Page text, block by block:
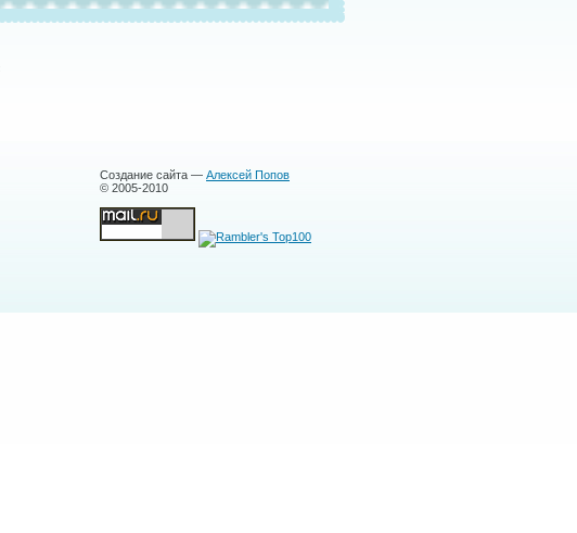
Создание сайта — Алексей Попов
© 2005-2010